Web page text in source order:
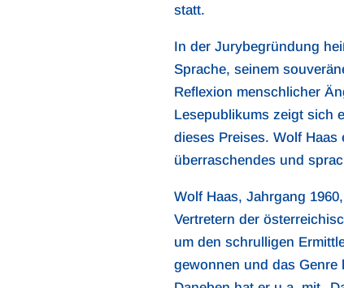
statt.
In der Jurybegründung
Sprache, seinem
Reflexion menschlicher
Lesepublikums zeigt sich
dieses Preises. Wolf
überraschendes und
Wolf Haas, Jahrgang
Vertretern der
um den schrulligen
gewonnen und das Genre